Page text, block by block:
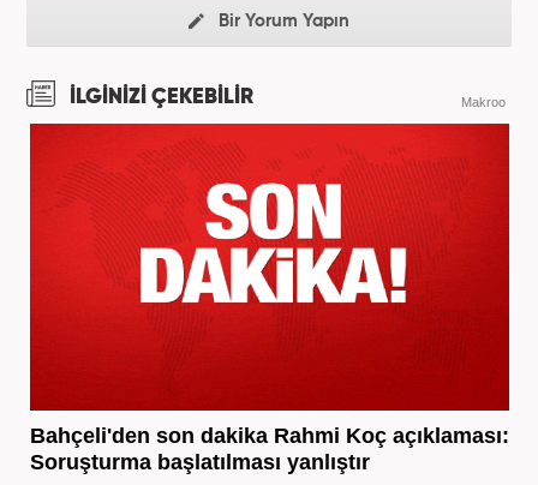
Bir Yorum Yapın
İLGİNİZİ ÇEKEBİLİR Makroo
Bahçeli'den son dakika Rahmi Koç açıklaması:
Soruşturma başlatılması yanlıştır